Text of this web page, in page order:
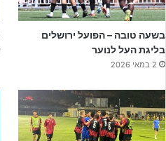
בשעה טובה – הפועל ירושלים
בליגת העל לנוער
2 במאי 2026